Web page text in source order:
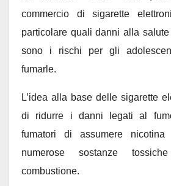
commercio di sigarette
particolare quali danni alla
sono i rischi per gli
fumarle.
L’idea alla base delle sigarette
di ridurre i danni legati al
fumatori di assumere
numerose sostanze
combustione.